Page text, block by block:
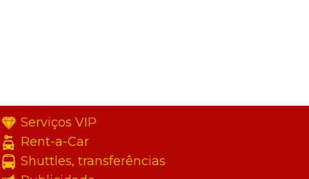
Serviços VIP
Rent-a-Car
Shuttles, transferências